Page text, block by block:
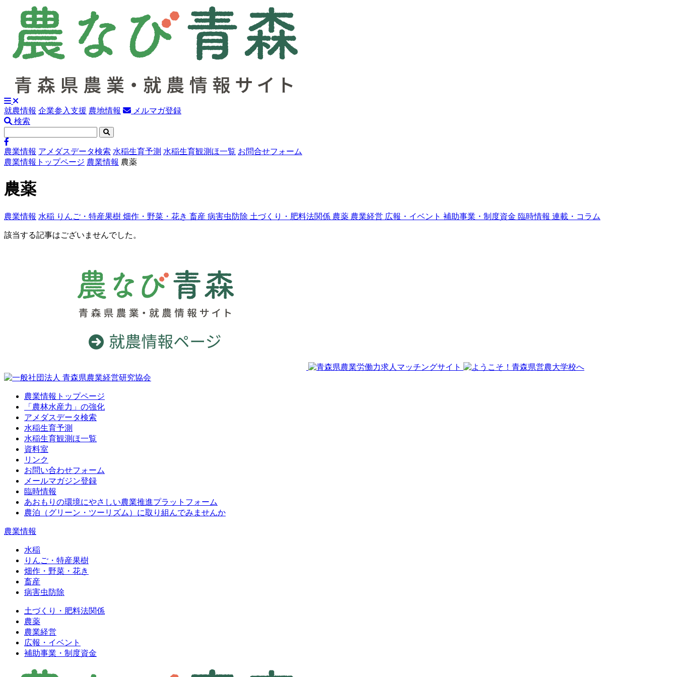
就農情報 企業参入支援 農地情報
メルマガ登録
検索
農業情報 アメダスデータ検索 水稲生育予測 水稲生育観測ほ一覧 お問合せフォーム
農業情報トップページ 農業情報 農薬
農薬
農業情報 水稲 りんご・特産果樹 畑作・野菜・花き 畜産 病害虫防除 土づくり・肥料法関係 農薬 農業経営 広報・イベント 補助事業・制度資金 臨時情報 連載・コラム
該当する記事はございませんでした。
農業情報トップページ
「農林水産力」の強化
アメダスデータ検索
水稲生育予測
水稲生育観測ほ一覧
資料室
リンク
お問い合わせフォーム
メールマガジン登録
臨時情報
あおもりの環境にやさしい農業推進プラットフォーム
農泊（グリーン・ツーリズム）に取り組んでみませんか
農業情報
水稲
りんご・特産果樹
畑作・野菜・花き
畜産
病害虫防除
土づくり・肥料法関係
農薬
農業経営
広報・イベント
補助事業・制度資金